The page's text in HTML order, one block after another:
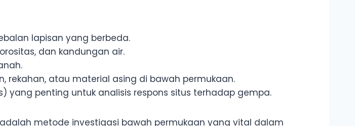
lapisan yang berbeda.
dan kandungan air.
rekahan, atau material asing di bawah permukaan.
yang penting untuk analisis respons situs terhadap gempa.
metode investigasi bawah permukaan yang vital dalam